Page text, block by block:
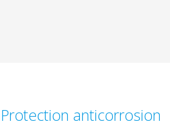
Protection anticorrosion